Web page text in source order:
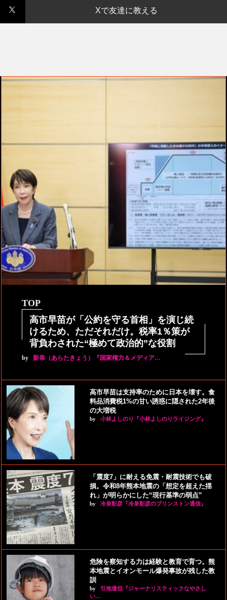
Xで友達に教える
TOP
高市早苗が「公約を守る首相」を演じ続
けるため、ただそれだけ。税率1％策が
背負わされた“極めて政治的”な役割
by 新恭（あらたきょう）『国家権力＆メディア…
高市早苗は支持率のために日本を壊す。食
料品消費税1%の甘い誘惑に隠された2年後
の大増税
by 小林よしのり『小林よしのりライジング』
「震度7」に耐える免震・耐震技術でも破
損。令和8年熊本地震の「想定を超えた揺
れ」が明らかにした“現行基準の弱点”
by 冷泉彰彦『冷泉彰彦のプリンストン通信』
危険を察知する力は経験と教育で育つ。熊
本地震とイオンモール爆発事故が残した教
訓
by
引地達也『ジャーナリスティックなやさし
い…